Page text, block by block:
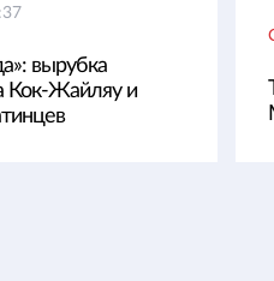
вырубка
Кок-Жайляу и